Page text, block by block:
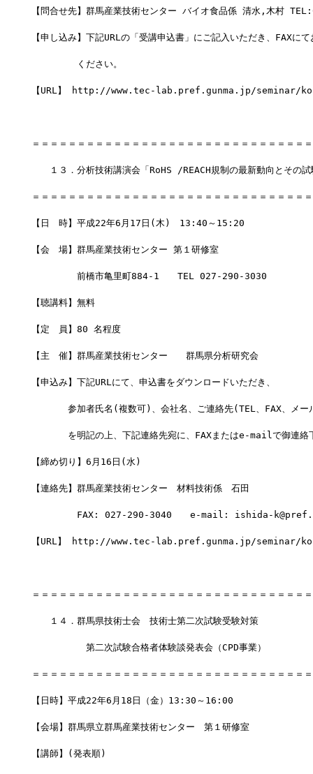
【問合せ先】群馬産業技術センター バイオ食品係 清水,木村
【申し込み】下記URLの「受講申込書」にご記入いただき、FAXに
ください。
【URL】 http://www.tec-lab.pref.gunma.jp/seminar/
＝＝＝＝＝＝＝＝＝＝＝＝＝＝＝＝＝＝＝＝＝＝＝＝＝＝＝＝＝＝
１３．分析技術講演会「RoHS /REACH規制の最新動向とその試
＝＝＝＝＝＝＝＝＝＝＝＝＝＝＝＝＝＝＝＝＝＝＝＝＝＝＝＝＝＝
【日　時】平成22年6月17日(木)　13:40～15:20
【会　場】群馬産業技術センター 第１研修室
前橋市亀里町884-1　　TEL 027-290-3030
【聴講料】無料
【定　員】80 名程度
【主　催】群馬産業技術センター　　群馬県分析研究会
【申込み】下記URLにて、申込書をダウンロードいただき、
参加者氏名(複数可)、会社名、ご連絡先(TEL、FAX、メー
を明記の上、下記連絡先宛に、FAXまたはe-mailで御連絡
【締め切り】6月16日(水)
【連絡先】群馬産業技術センター　材料技術係　石田
FAX: 027-290-3040　　e-mail: ishida-
【URL】 http://www.tec-lab.pref.gunma.jp/seminar/
＝＝＝＝＝＝＝＝＝＝＝＝＝＝＝＝＝＝＝＝＝＝＝＝＝＝＝＝＝＝
１４．群馬県技術士会　技術士第二次試験受験対策
第二次試験合格者体験談発表会（CPD事業）
＝＝＝＝＝＝＝＝＝＝＝＝＝＝＝＝＝＝＝＝＝＝＝＝＝＝＝＝＝＝
【日時】平成22年6月18日（金）13:30～16:00
【会場】群馬県立群馬産業技術センター　第１研修室
【講師】(発表順)